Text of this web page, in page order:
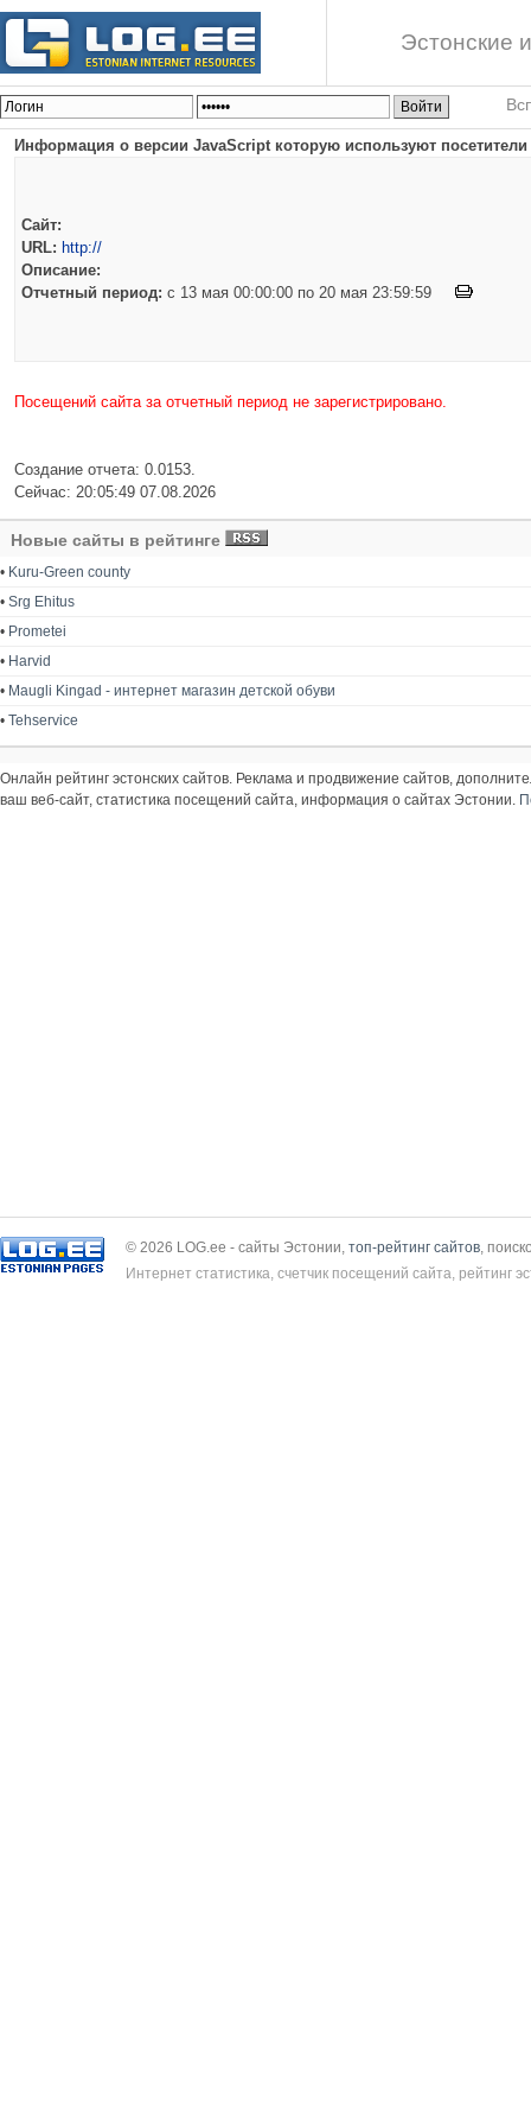
Эстонские
Информация о версии JavaScript которую используют посетители
Сайт:
URL: http://
Описание:
Отчетный период: c 13 мая 00:00:00 по 20 мая 23:59:59
Посещений сайта за отчетный период не зарегистрировано.
Создание отчета: 0.0153.
Сейчас: 20:05:49 07.08.2026
Новые сайты в рейтинге
• Kuru-Green county
• Srg Ehitus
• Prometei
• Harvid
• Maugli Kingad - интернет магазин детской обуви
• Tehservice
Онлайн рейтинг эстонских сайтов. Реклама и продвижение сайтов,
ваш веб-сайт, статистика посещений сайта, информация о сайтах Эстонии.
© 2026 LOG.ee - сайты Эстонии, топ-рейтинг сайтов ,
Интернет статистика, счетчик посещений сайта, рейтинг